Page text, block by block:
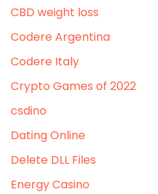
CBD weight loss
Codere Argentina
Codere Italy
Crypto Games of 2022
csdino
Dating Online
Delete DLL Files
Energy Casino